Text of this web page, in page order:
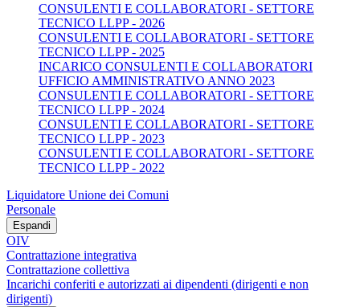
CONSULENTI E COLLABORATORI - SETTORE
TECNICO LLPP - 2026
CONSULENTI E COLLABORATORI - SETTORE
TECNICO LLPP - 2025
INCARICO CONSULENTI E COLLABORATORI
UFFICIO AMMINISTRATIVO ANNO 2023
CONSULENTI E COLLABORATORI - SETTORE
TECNICO LLPP - 2024
CONSULENTI E COLLABORATORI - SETTORE
TECNICO LLPP - 2023
CONSULENTI E COLLABORATORI - SETTORE
TECNICO LLPP - 2022
Liquidatore Unione dei Comuni
Personale
Espandi
OIV
Contrattazione integrativa
Contrattazione collettiva
Incarichi conferiti e autorizzati ai dipendenti (dirigenti e non
dirigenti)